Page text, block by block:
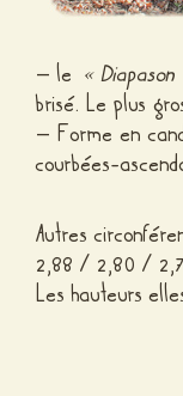
– le «
brisé. Le plus
– Forme en
courbées-
Autres
2,88 / 2,80 /
Les hauteurs